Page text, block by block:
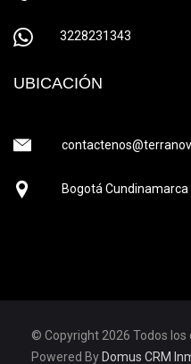
3228231343
UBICACIÓN
Bogotá Cundinamarca
© Copyright 2026 Todos los
Powered By Domus CRM